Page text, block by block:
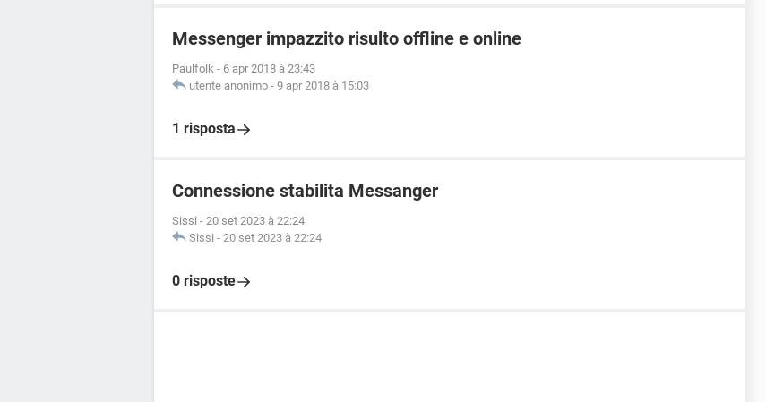
Messenger impazzito risulto offline e online
Paulfolk - 6 apr 2018 à 23:43
utente anonimo - 9 apr 2018 à 15:03
1 risposta
Connessione stabilita Messanger
Sissi - 20 set 2023 à 22:24
Sissi - 20 set 2023 à 22:24
0 risposte